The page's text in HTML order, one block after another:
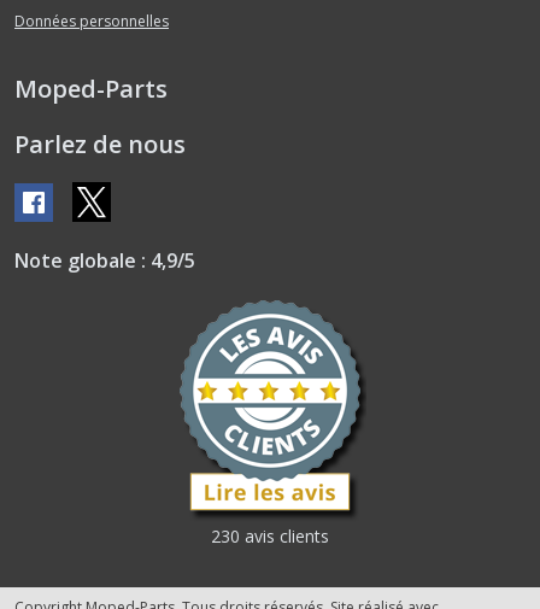
Données personnelles
Moped-Parts
Parlez de nous
Note globale : 4,9/5
230 avis clients